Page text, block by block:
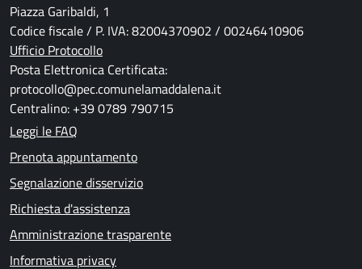
Piazza Garibaldi, 1
Codice fiscale / P. IVA: 82004370902 / 00246410906
Ufficio Protocollo
Posta Elettronica Certificata:
protocollo@pec.comunelamaddalena.it
Centralino: +39 0789 790715
Leggi le FAQ
Prenota appuntamento
Segnalazione disservizio
Richiesta d'assistenza
Amministrazione trasparente
Informativa privacy